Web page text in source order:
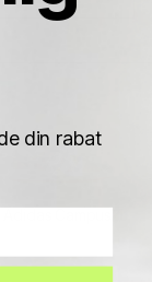
din rabat